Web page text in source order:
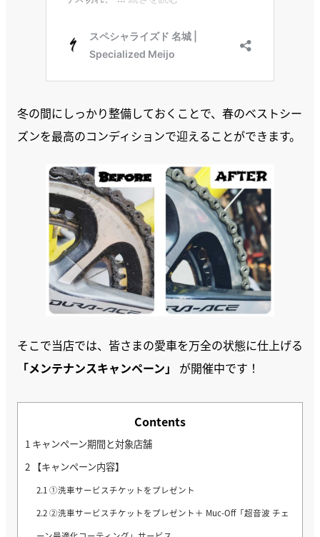
冬の間にしっかり整備しておくことで、春のベストシー
ズンを最高のコンディションで迎えることができます。
そこで当店では、皆さまの愛車を万全の状態に仕上げる
「メンテナンスキャンペーン」
が開催中です！
Contents
1 キャンペーン期間と対象店舗
2 【キャンペーン内容】
2.1①洗車サービスチケットをプレゼント
2.2②洗車サービスチケットをプレゼント＋ Muc-Off「超音波 チェ